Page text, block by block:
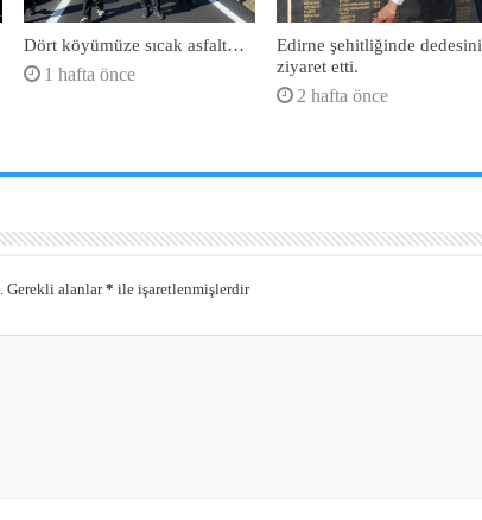
Dört köyümüze sıcak asfalt…
1 hafta önce
Edirne şehitliğinde dedesini
ziyaret etti.
2 hafta önce
Gerekli alanlar* ile işaretlenmişlerdir